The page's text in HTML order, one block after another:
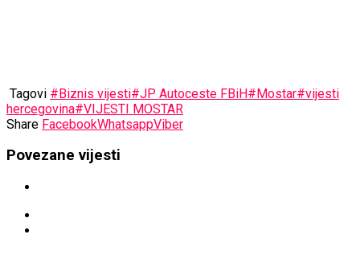
Tagovi #Biznis vijesti#JP Autoceste FBiH#Mostar#vijesti
hercegovina#VIJESTI MOSTAR
Share FacebookWhatsappViber
Povezane vijesti